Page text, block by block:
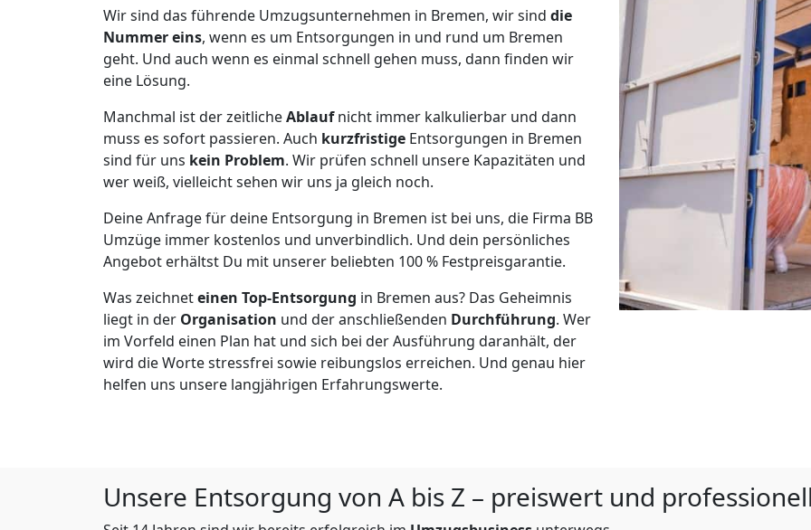
Wir sind das führende Umzugsunternehmen in Bremen, wir sind die
Nummer eins, wenn es um Entsorgungen in und rund um Bremen
geht. Und auch wenn es einmal schnell gehen muss, dann finden wir
eine Lösung.
Manchmal ist der zeitlicheAblaufnicht immer kalkulierbar und dann
muss es sofort passieren. Auch kurzfristige Entsorgungen in Bremen
sind für uns kein Problem. Wir prüfen schnell unsere Kapazitäten und
wer weiß, vielleicht sehen wir uns ja gleich noch.
Deine Anfrage für deine Entsorgung in Bremen ist bei uns, die Firma BB
Umzüge immer kostenlos und unverbindlich. Und dein persönliches
Angebot erhältst Du mit unserer beliebten 100 % Festpreisgarantie.
Was zeichneteinen Top-Entsorgung in Bremen aus? Das Geheimnis
liegt in der Organisation und der anschließenden Durchführung. Wer
im Vorfeld einen Plan hat und sich bei der Ausführung daranhält, der
wird die Worte stressfrei sowie reibungslos erreichen. Und genau hier
helfen uns unsere langjährigen Erfahrungswerte.
Unsere Entsorgung von A bis Z – preiswert und professionell